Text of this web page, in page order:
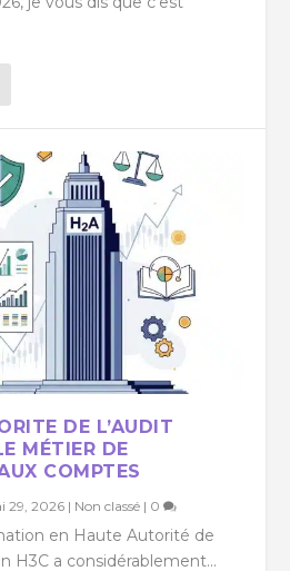
DE L’AUDIT
MÉTIER DE
COMPTES
29, 2026 | Non classé | 0
en Haute Autorité de
H3C a considérablement...